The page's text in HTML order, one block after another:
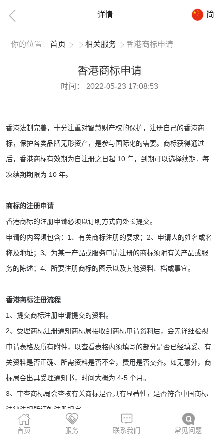
详情 简
你的位置：首页 相关服务 香港商标申请
香港商标申请
时间： 2022-05-23 17:08:53
香港法制完善，十分注重对智慧财产权的保护，注册自己的香港商
标，保护各类品牌无形资产，是参与国际化的需要。商标获得通过
后，香港商标有效期为自注册之日起 10 年，到期可以选择续期，每
次续期期限为 10 年。
商标的注册申请
香港商标的注册申请必须以订明方式向处长提交。
申请的内容须包含：1、有关商标注册的要求；2、申请人的姓名或名
称及地址；3、为某一产品或服务申请注册的商标须附有关产品或服
务的陈述；4、所要注册商标的图示以及其他资料、档或事宜。
香港商标注册流程
1、提交商标注册申请提交的资料。
2、受理商标注册通知商标局接收到商标申请资料后，会先详细检视
申请表格及所有附件，以查看表格内须填写的部分是否已经填妥、有
关资料是否正确、所需资料是否不全，费用是否交齐。如无意外，商
标局会出具受理通知书，时间大概为 4-5 个月。
3、审查商标局会查核有关商标是否具有显著性，是否符合中国商标
法律法规所订的注册规定。
4、登报公告初审公告为期三个月，如无人提出异议，该商标就可以
首页 服务 联系我们 常见问题